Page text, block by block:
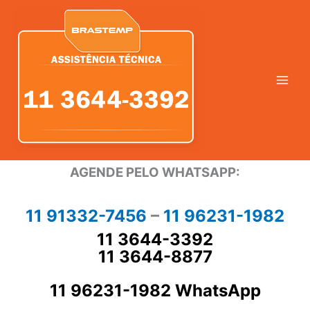
AGENDE PELO WHATSAPP:
11 91332-7456 – 11 96231-1982
11 3644-3392
11 3644-8877
11 96231-1982 WhatsApp